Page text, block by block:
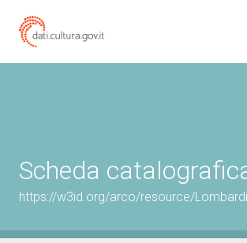
Scheda
https://w3id.org/arco/resource/